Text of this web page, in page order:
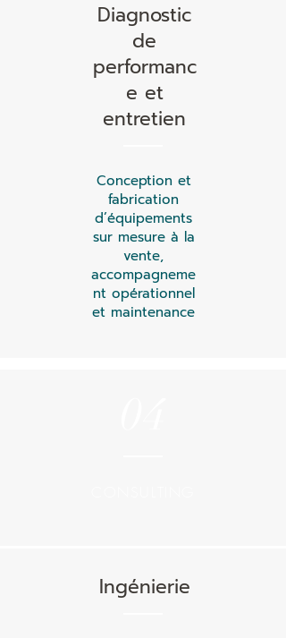
ILS NOUS FONT
CONFIANCE
Diagnostic
de
performanc
e et
entretien
Conception et
fabrication
d’équipements
sur mesure à la
vente,
accompagneme
nt opérationnel
et maintenance
Ingénierie